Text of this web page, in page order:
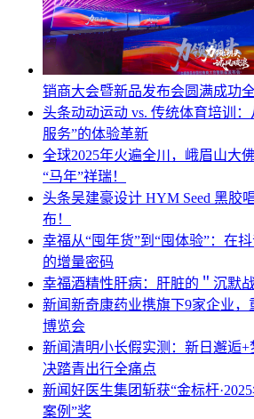
销商大会暨新品发布会圆满成功
头条动动运动 vs. 传统体育培训
服务”的体验革新
全球2025年火遍全川，峨眉山大
“马年”祥瑞！
头条吴建豪设计 HYM Seed 黑胶
布！
幸福从“囤年货”到“囤体验”：在
的增量密码
幸福酒精性肝病：肝脏的＂沉默
新闻新奇康药业携旗下9家企业
博览会
新闻清明小长假实测：新日邂逅
决踏青出行全痛点
新闻好医生集团斩获“金标杆
案例”奖